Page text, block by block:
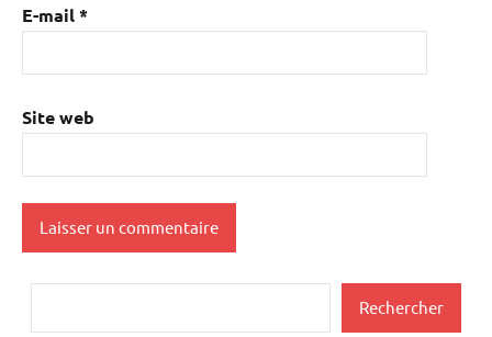
E-mail*
Site web
Rechercher